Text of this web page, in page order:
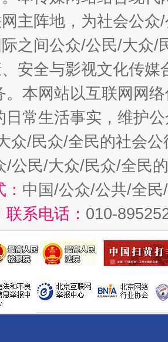
主阵地，为社会公
之间公众/公民/大众/
安全与影视文化传
。本网站以互联网网
日常生活事实，维护
众/民众/全民的社会公
/公民/大众/民众/全民
中国/公众/公共/全
系电话： 010-